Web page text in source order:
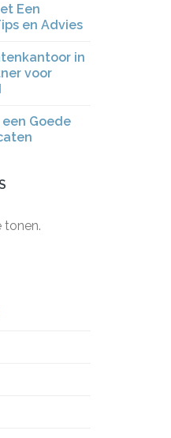
Een
en Advies
in
voor
een Goede
tonen.